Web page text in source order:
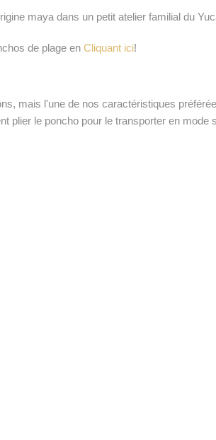
maya dans un petit atelier familial du
de plage en Cliquant ici!
mais l'une de nos caractéristiques
plier le poncho pour le transporter en